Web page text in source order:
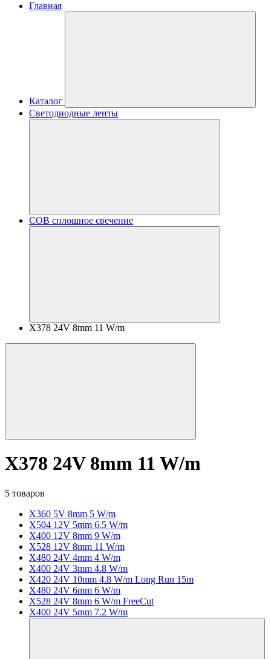
Главная
Каталог
Светодиодные ленты
COB сплошное свечение
X378 24V 8mm 11 W/m
X378 24V 8mm 11 W/m
5 товаров
X360 5V 8mm 5 W/m
X504 12V 5mm 6.5 W/m
X400 12V 8mm 9 W/m
X528 12V 8mm 11 W/m
X480 24V 4mm 4 W/m
X400 24V 3mm 4.8 W/m
X420 24V 10mm 4.8 W/m Long Run 15m
X480 24V 6mm 6 W/m
X528 24V 8mm 6 W/m FreeCut
X400 24V 5mm 7.2 W/m